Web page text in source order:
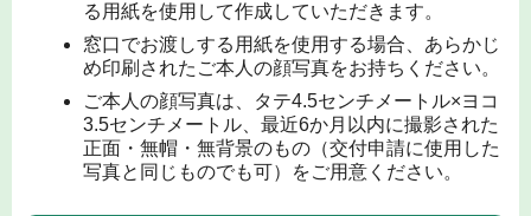
る用紙を使用して作成していただきます。
窓口でお渡しする用紙を使用する場合、あらかじ
め印刷されたご本人の顔写真をお持ちください。
ご本人の顔写真は、タテ4.5センチメートル×ヨコ
3.5センチメートル、最近6か月以内に撮影された
正面・無帽・無背景のもの（交付申請に使用した
写真と同じものでも可）をご用意ください。